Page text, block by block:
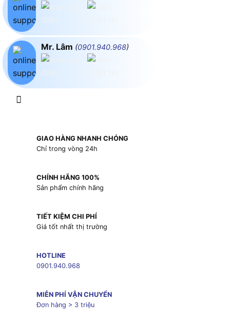
Mr. Lâm (0901.940.968)
GIAO HÀNG NHANH CHÓNG
Chỉ trong vòng 24h
CHÍNH HÃNG 100%
Sản phẩm chính hãng
TIẾT KIỆM CHI PHÍ
Giá tốt nhất thị trường
HOTLINE
0901.940.968
MIỄN PHÍ VẬN CHUYỂN
Đơn hàng > 3 triệu